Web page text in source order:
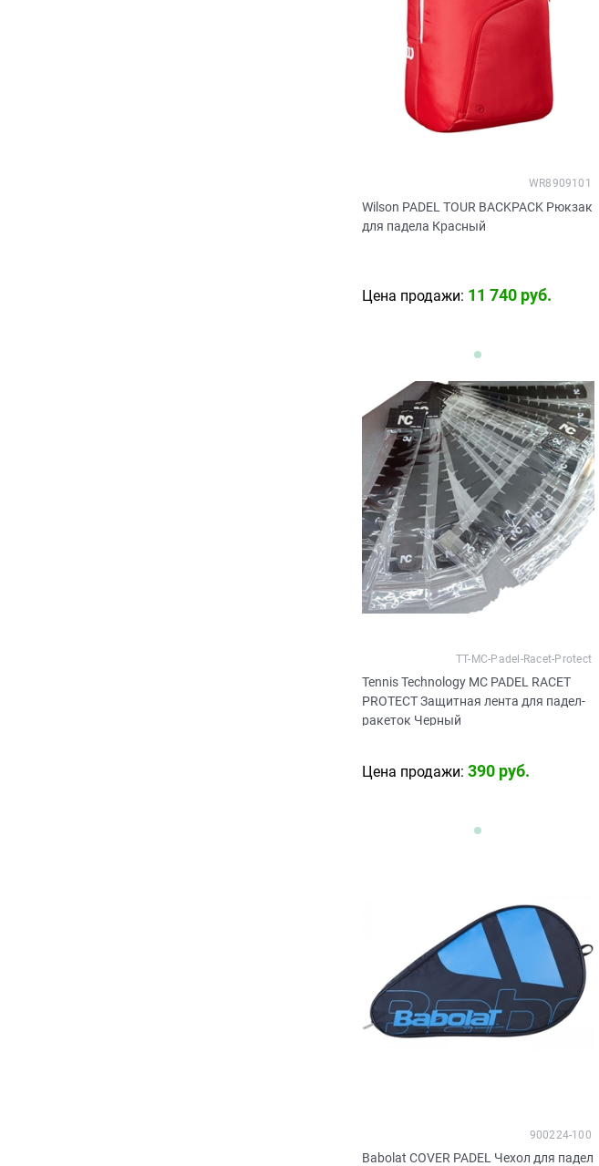
Wilson PADEL TOUR BACKPACK Рюкзак
для падела Красный
WR8909101
Цена продажи: 11 740 руб.
Tennis Technology MC PADEL RACET
PROTECT Защитная лента для падел-
ракеток Черный
TT-MC-Padel-Racet-Protect
Цена продажи: 390 руб.
Babolat COVER PADEL Чехол для падел
900224-100